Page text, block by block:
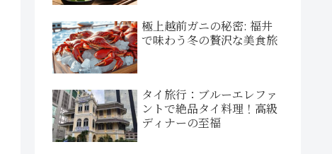
極上越前ガニの秘密: 福井
で味わう冬の贅沢な美食旅
タイ旅行：ブルーエレファ
ントで絶品タイ料理！高級
ディナーの至福